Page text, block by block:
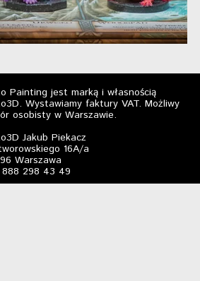
Painting jest marką i własnością
Wystawiamy faktury VAT. Możliwy
osobisty w Warszawie.
Jakub Piekacz
16A/a
Warszawa
888 298 43 49